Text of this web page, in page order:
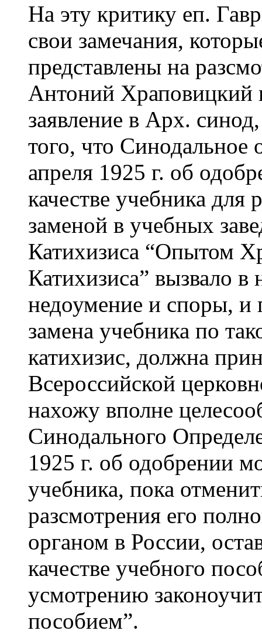
На эту критику еп.
свои замечания,
представлены на
Антоний Храповицкий
заявление в Арх.
того, что Синодальное
апреля 1925 г. об
качестве учебника для
заменой в учебных
Катихизиса “Опытом
Катихизиса” вызвало в
недоумение и споры, и
замена учебника по
катихизис, должна
Всероссийской
нахожу вполне
Синодального
1925 г. об одобрении
учебника, пока
разсмотрения его
органом в России,
качестве учебного
усмотрению
пособием”.